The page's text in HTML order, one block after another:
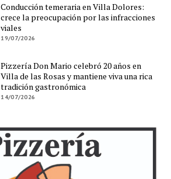
Conducción temeraria en Villa Dolores:
crece la preocupación por las infracciones
viales
19/07/2026
Pizzería Don Mario celebró 20 años en
Villa de las Rosas y mantiene viva una rica
tradición gastronómica
14/07/2026